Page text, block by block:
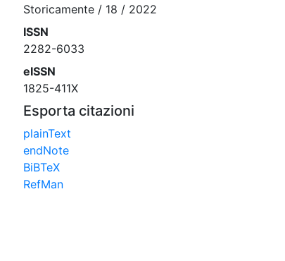
Storicamente / 18 / 2022
ISSN
2282-6033
eISSN
1825-411X
Esporta citazioni
plainText
endNote
BiBTeX
RefMan